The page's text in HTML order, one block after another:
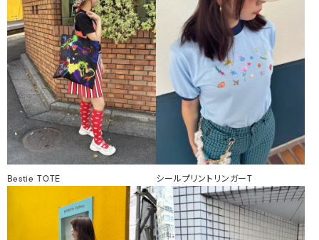
Bestie TOTE シールプリントリンガーT